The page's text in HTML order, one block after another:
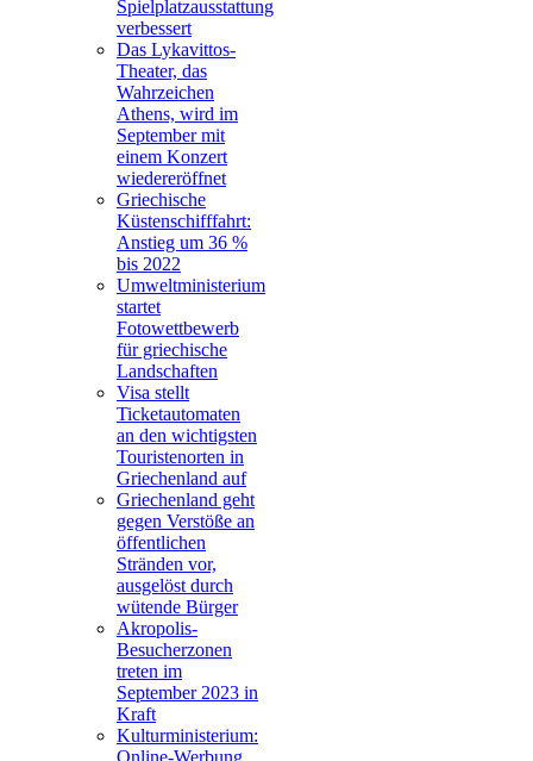
Spielplatzausstattung
verbessert
Das Lykavittos-
Theater, das
Wahrzeichen
Athens, wird im
September mit
einem Konzert
wiedereröffnet
Griechische
Küstenschifffahrt:
Anstieg um 36 %
bis 2022
Umweltministerium
startet
Fotowettbewerb
für griechische
Landschaften
Visa stellt
Ticketautomaten
an den wichtigsten
Touristenorten in
Griechenland auf
Griechenland geht
gegen Verstöße an
öffentlichen
Stränden vor,
ausgelöst durch
wütende Bürger
Akropolis-
Besucherzonen
treten im
September 2023 in
Kraft
Kulturministerium:
Online-Werbung